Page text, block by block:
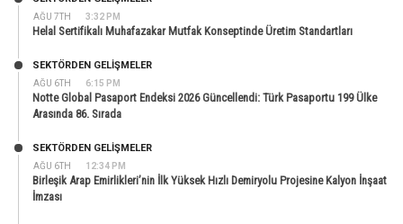
AĞU 7TH 3:32 PM
Helal Sertifikalı Muhafazakar Mutfak Konseptinde Üretim Standartları
AĞU 6TH 6:15 PM
SEKTÖRDEN GELIŞMELER
Notte Global Pasaport Endeksi 2026 Güncellendi: Türk Pasaportu 199 Ülke
Arasında 86. Sırada
AĞU 6TH 12:34 PM
SEKTÖRDEN GELIŞMELER
Birleşik Arap Emirlikleri’nin İlk Yüksek Hızlı Demiryolu Projesine Kalyon İnşaat
İmzası